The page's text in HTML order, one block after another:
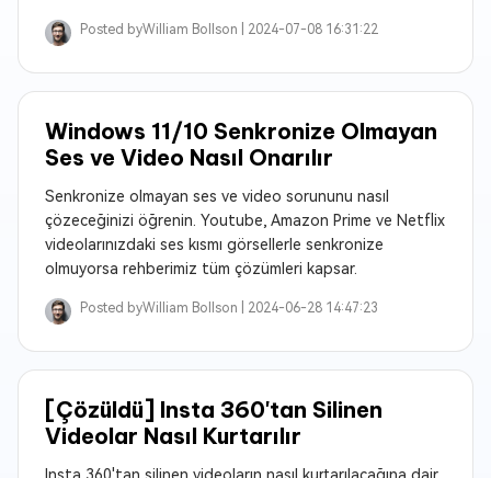
Posted byWilliam Bollson | 2024-07-08 16:31:22
Windows 11/10 Senkronize Olmayan
Ses ve Video Nasıl Onarılır
Senkronize olmayan ses ve video sorununu nasıl
çözeceğinizi öğrenin. Youtube, Amazon Prime ve Netflix
videolarınızdaki ses kısmı görsellerle senkronize
olmuyorsa rehberimiz tüm çözümleri kapsar.
Posted byWilliam Bollson | 2024-06-28 14:47:23
[Çözüldü] Insta 360'tan Silinen
Videolar Nasıl Kurtarılır